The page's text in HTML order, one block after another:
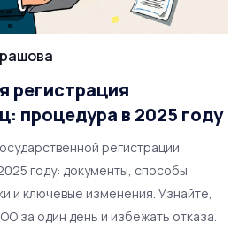
регистрация
процедура в 2025 году
регистрации
году: документы, способы
и ключевые изменения. Узнайте,
за один день и избежать отказа.